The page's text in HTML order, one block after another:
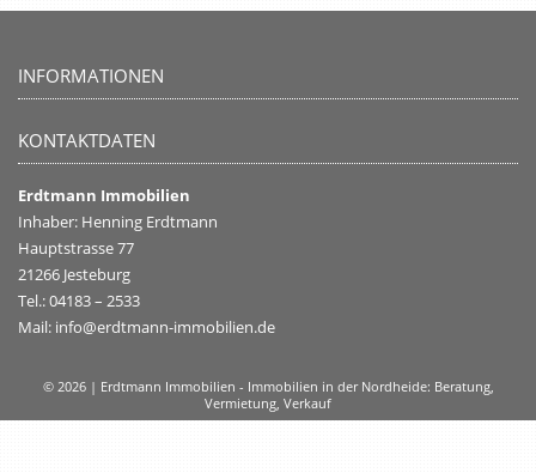
INFORMATIONEN
KONTAKTDATEN
Erdtmann Immobilien
Inhaber: Henning Erdtmann
Hauptstrasse 77
21266 Jesteburg
Tel.: 04183 – 2533
Mail: info@erdtmann-immobilien.de
© 2026 | Erdtmann Immobilien - Immobilien in der Nordheide: Beratung,
Vermietung, Verkauf